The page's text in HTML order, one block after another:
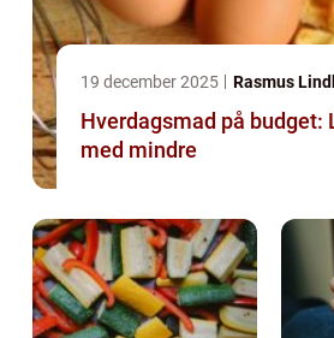
19 december 2025 Rasmus
Hverdagsmad på budget:
med mindre